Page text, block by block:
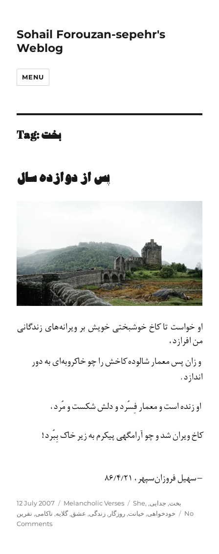
Sohail Forouzan-sepehr's
Weblog
MENU
Tag:بخت
ﭘس از دوازده ﺳﺎل
او خواست تا کاخ خوشبختی خويش بر ويرانه‌های زندگانی
من افرازد،
و زان پس معمار شالوده کاخش را چو خاکروبه‌ای به دور
اندازد.
او زنده است و معمار فِسُرد و دلش شکست و مُرد،
کاخ ويران شد و چو آرامگهی پيکرم به زير خاک بِبُرد!
– سهيل فروزان‌سپهر، 86/4/21
Posted
on
12 July 2007 Categories
Melancholic Verses Tags
She, بخت, جدایی,
خودخواهی, خیانت, روزگار , زندگی, عشق,گلایه, ناکامی, نفرین
No
Comments